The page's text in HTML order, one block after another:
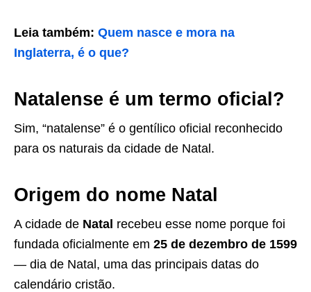
Leia também: Quem nasce e mora na
Inglaterra, é o que?
Natalense é um termo oficial?
Sim, “natalense” é o gentílico oficial reconhecido
para os naturais da cidade de Natal.
Origem do nome Natal
A cidade de Natal recebeu esse nome porque foi
fundada oficialmente em 25 de dezembro de 1599
— dia de Natal, uma das principais datas do
calendário cristão.